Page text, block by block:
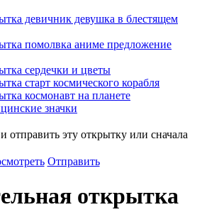
девичник девушка в блестящем
помолвка аниме предложение
сердечки и цветы
старт космического корабля
космонавт на планете
значки
отправить эту открытку или сначала
Отправить
открытка